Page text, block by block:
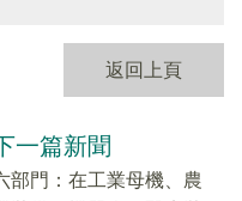
返回上頁
一篇新聞
部門：在工業母機、農